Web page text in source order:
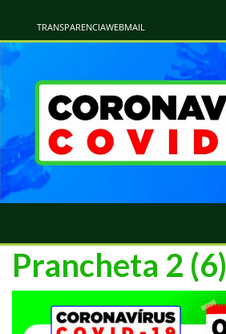
TRANSPARENCIAWEBMAIL
Prancheta 2 (6)